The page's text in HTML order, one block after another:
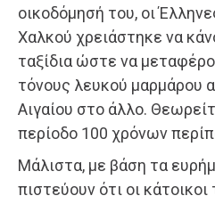
οικοδόμησή του, οι
Χαλκού χρειάστηκε να
ταξίδια ώστε να
τόνους λευκού μαρμάρου
Αιγαίου στο άλλο.
περίοδο 100 χρόνων
Μάλιστα, με βάση τα
πιστεύουν ότι οι